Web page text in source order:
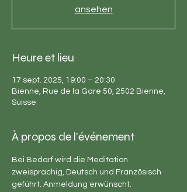
ansehen
Heure et lieu
17 sept. 2025, 19:00 – 20:30
Bienne, Rue de la Gare 50, 2502 Bienne,
Suisse
À propos de l'événement
Bei Bedarf wird die Meditation
zweisprachig, Deutsch und Französisch
geführt. Anmeldung erwünscht.